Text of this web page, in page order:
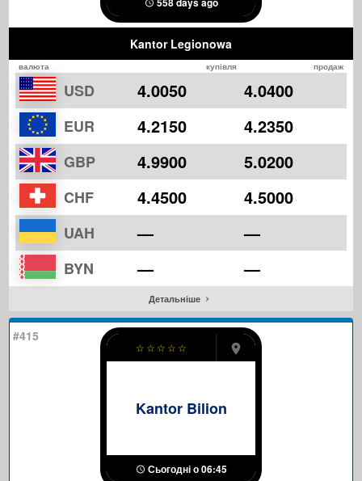
Kantor Legionowa
валюта купівля продаж
USD 4.0050 4.0400
EUR 4.2150 4.2350
GBP 4.9900 5.0200
CHF 4.4500 4.5000
UAH — —
BYN — —
Детальніше
#415
☆
☆
☆
☆
☆
Kantor Bilion
Сьогодні о 06:45